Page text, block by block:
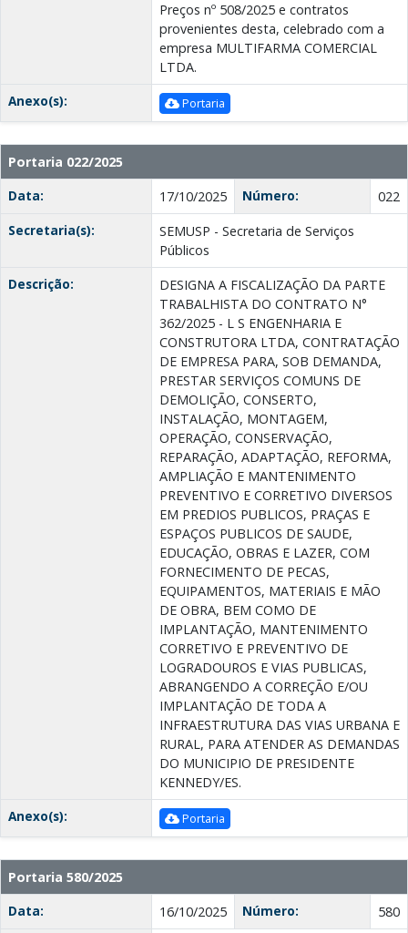
Preços nº 508/2025 e contratos
provenientes desta, celebrado com a
empresa MULTIFARMA COMERCIAL
LTDA.
Anexo(s):
Portaria
Portaria 022/2025
Data:
17/10/2025 Número:
022
Secretaria(s):
SEMUSP - Secretaria de Serviços
Públicos
Descrição:
DESIGNA A FISCALIZAÇÃO DA PARTE
TRABALHISTA DO CONTRATO N°
362/2025 - L S ENGENHARIA E
CONSTRUTORA LTDA, CONTRATAÇÃO
DE EMPRESA PARA, SOB DEMANDA,
PRESTAR SERVIÇOS COMUNS DE
DEMOLIÇÃO, CONSERTO,
INSTALAÇÃO, MONTAGEM,
OPERAÇÃO, CONSERVAÇÃO,
REPARAÇÃO, ADAPTAÇÃO, REFORMA,
AMPLIAÇÃO E MANTENIMENTO
PREVENTIVO E CORRETIVO DIVERSOS
EM PREDIOS PUBLICOS, PRAÇAS E
ESPAÇOS PUBLICOS DE SAUDE,
EDUCAÇÃO, OBRAS E LAZER, COM
FORNECIMENTO DE PECAS,
EQUIPAMENTOS, MATERIAIS E MÃO
DE OBRA, BEM COMO DE
IMPLANTAÇÃO, MANTENIMENTO
CORRETIVO E PREVENTIVO DE
LOGRADOUROS E VIAS PUBLICAS,
ABRANGENDO A CORREÇÃO E/OU
IMPLANTAÇÃO DE TODA A
INFRAESTRUTURA DAS VIAS URBANA E
RURAL, PARA ATENDER AS DEMANDAS
DO MUNICIPIO DE PRESIDENTE
KENNEDY/ES.
Anexo(s):
Portaria
Portaria 580/2025
Data:
16/10/2025 Número:
580